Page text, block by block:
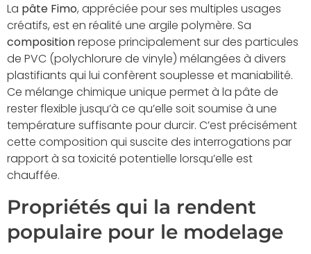
La pâte Fimo, appréciée pour ses multiples usages
créatifs, est en réalité une argile polymère. Sa
compositionrepose principalement sur des particules
de PVC (polychlorure de vinyle) mélangées à divers
plastifiants qui lui confèrent souplesse et maniabilité.
Ce mélange chimique unique permet à la pâte de
rester flexible jusqu’à ce qu’elle soit soumise à une
température suffisante pour durcir. C’est précisément
cette composition qui suscite des interrogations par
rapport à sa toxicité potentielle lorsqu’elle est
chauffée.
Propriétés qui la rendent
populaire pour le modelage